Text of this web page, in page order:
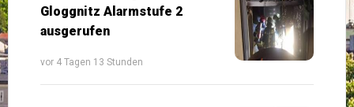
Gloggnitz Alarmstufe 2
ausgerufen
vor 4 Tagen 13 Stunden